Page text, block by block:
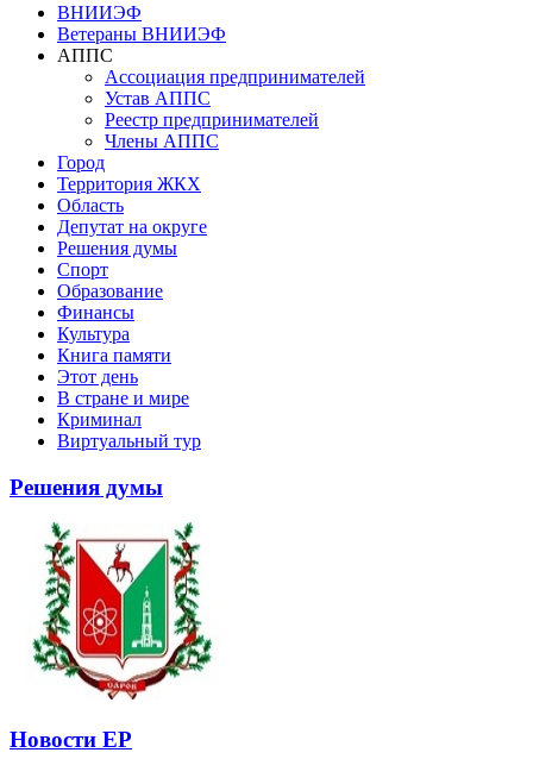
ВНИИЭФ
Ветераны ВНИИЭФ
АППС
Ассоциация предпринимателей
Устав АППС
Реестр предпринимателей
Члены АППС
Город
Территория ЖКХ
Область
Депутат на округе
Решения думы
Спорт
Образование
Финансы
Культура
Книга памяти
Этот день
В стране и мире
Криминал
Виртуальный тур
Решения думы
Новости ЕР